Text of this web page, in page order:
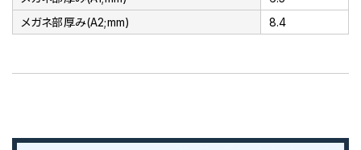
メガネ部厚み(A2;mm)
8.4